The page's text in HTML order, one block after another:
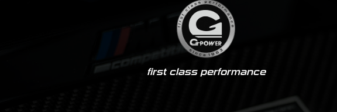
first class performance